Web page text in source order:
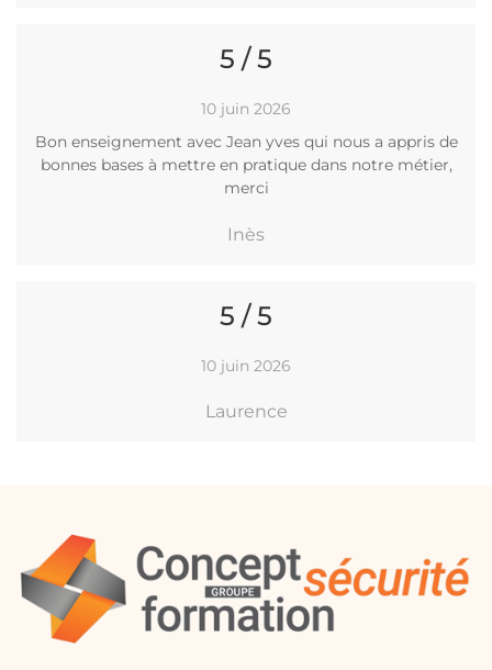
5 / 5
10 juin 2026
Bon enseignement avec Jean yves qui nous a appris de
bonnes bases à mettre en pratique dans notre métier,
merci
Inès
5 / 5
10 juin 2026
Laurence